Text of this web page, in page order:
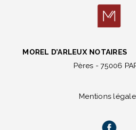
MOREL D’ARLEUX NOTAIRES
Pères - 75006
Mentions